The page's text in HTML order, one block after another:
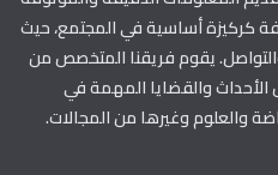
كركيزة أساسية في المجتمع، حيث
يقوم فريقنا المتخصص من
الأحداث والقضايا المهمة في
والعلوم وغيرها من المجالات.